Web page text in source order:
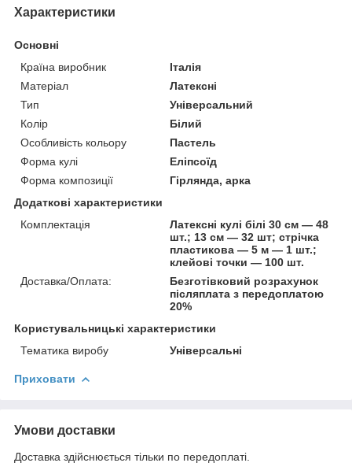
Характеристики
Основні
Країна виробник
Італія
Матеріал
Латексні
Тип
Універсальний
Колір
Білий
Особливість кольору
Пастель
Форма кулі
Еліпсоїд
Форма композиції
Гірлянда, арка
Додаткові характеристики
Комплектація
Латексні кулі білі 30 см — 48
шт.; 13 см — 32 шт; стрічка
пластикова — 5 м — 1 шт.;
клейові точки — 100 шт.
Доставка/Оплата:
Безготівковий розрахунок
післяплата з передоплатою
20%
Користувальницькі характеристики
Тематика виробу
Універсальні
Приховати
Умови доставки
Доставка здійснюється тільки по передоплаті.